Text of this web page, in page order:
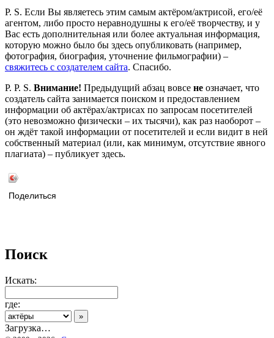
P. S. Если Вы являетесь этим самым актёром/актрисой, его/её
агентом, либо просто неравнодушны к его/её творчеству, и у
Вас есть дополнительная или более актуальная информация,
которую можно было бы здесь опубликовать (например,
фотография, биография, уточнение фильмографии) –
свяжитесь с создателем сайта. Спасибо.
P. P. S. Внимание! Предыдущий абзац вовсе не означает, что
создатель сайта занимается поиском и предоставлением
информации об актёрах/актрисах по запросам посетителей
(это невозможно физически – их тысячи), как раз наоборот –
он ждёт такой информации от посетителей и если видит в ней
собственный материал (или, как минимум, отсутствие явного
плагиата) – публикует здесь.
Поделиться
Поиск
Искать:
где:
Загрузка…